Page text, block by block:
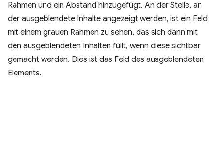
Rahmen und ein Abstand hinzugefügt. An der Stelle, an
der ausgeblendete Inhalte angezeigt werden, ist ein Feld
mit einem grauen Rahmen zu sehen, das sich dann mit
den ausgeblendeten Inhalten füllt, wenn diese sichtbar
gemacht werden. Dies ist das Feld des ausgeblendeten
Elements.